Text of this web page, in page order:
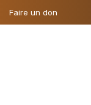
Faire un don